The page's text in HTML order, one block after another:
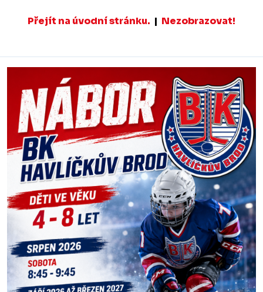
Přejít na úvodní stránku. | Nezobrazovat!